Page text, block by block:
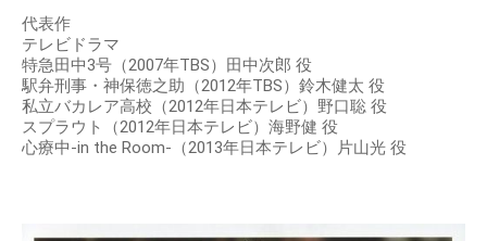
代表作
テレビドラマ
特急田中3号（2007年TBS）田中次郎 役
駅弁刑事・神保徳之助（2012年TBS）鈴木健太 役
私立バカレア高校（2012年日本テレビ）野口聡 役
スプラウト（2012年日本テレビ）海野健 役
心療中-in the Room-（2013年日本テレビ）片山光 役